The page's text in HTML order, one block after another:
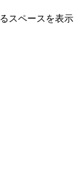
スペースを表示